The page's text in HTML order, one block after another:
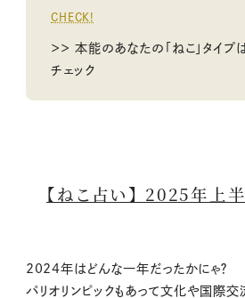
CHECK!
＞＞ 本能のあなたの「ねこ」タイプ
チェック
【ねこ占い】 2025年上
2024年はどんな一年だったかにゃ？
パリオリンピックもあって文化や国際